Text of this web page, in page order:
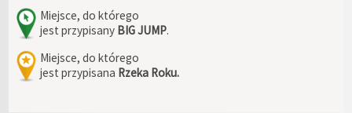
Miejsce, do którego
jest przypisany BIG JUMP.
Miejsce, do którego
jest przypisana Rzeka Roku.